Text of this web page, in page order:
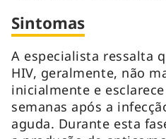
Sintomas
A especialista ressalta
HIV, geralmente, não
inicialmente e
semanas após a
aguda. Durante esta